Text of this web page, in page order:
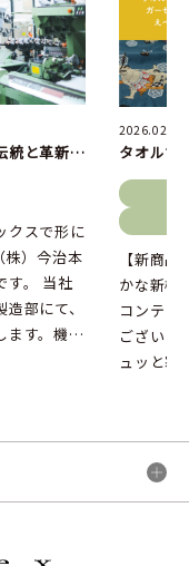
【採用情報】 今治タオルの伝統と革新を支える、コンテックス製造部の仲間を募集します！
クスで形に
）今治本
す。 当社
部にて、
ます。機械
2026.02.16
【新商
かな新柄
コンテッ
ございま
ュッと寒